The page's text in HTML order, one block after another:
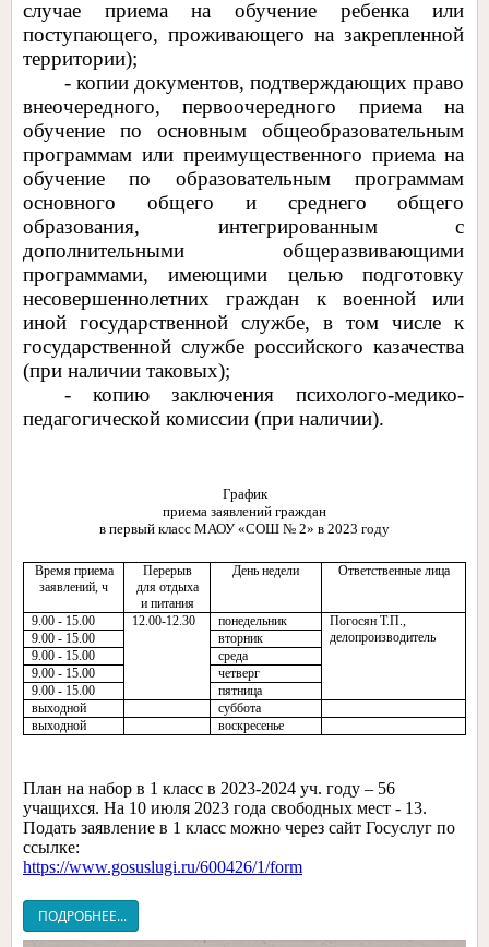
случае приема на обучение ребенка или
поступающего, проживающего на закрепленной
территории);
- копии документов, подтверждающих право
внеочередного, первоочередного приема на
обучение по основным общеобразовательным
программам или преимущественного приема на
обучение по образовательным программам
основного общего и среднего общего
образования, интегрированным с
дополнительными общеразвивающими
программами, имеющими целью подготовку
несовершеннолетних граждан к военной или
иной государственной службе, в том числе к
государственной службе российского казачества
(при наличии таковых);
- копию заключения психолого-медико-
педагогической комиссии (при наличии).
График
приема заявлений граждан
в первый класс МАОУ «СОШ № 2» в 2023 году
Время приема
заявлений, ч
Перерыв
для отдыха
и питания
День недели Ответственные лица
9.00 - 15.00 12.00-12.30 понедельник
Погосян Т.П.,
делопроизводитель
9.00 - 15.00
вторник
9.00 - 15.00
среда
9.00 - 15.00
четверг
9.00 - 15.00
пятница
выходной
суббота
выходной
воскресенье
План на набор в 1 класс в 2023-2024 уч. году – 56
учащихся. На 10 июля 2023 года свободных мест - 13.
Подать заявление в 1 класс можно через сайт Госуслуг по
ссылке:
https://www.gosuslugi.ru/600426/1/form
ПОДРОБНЕЕ...